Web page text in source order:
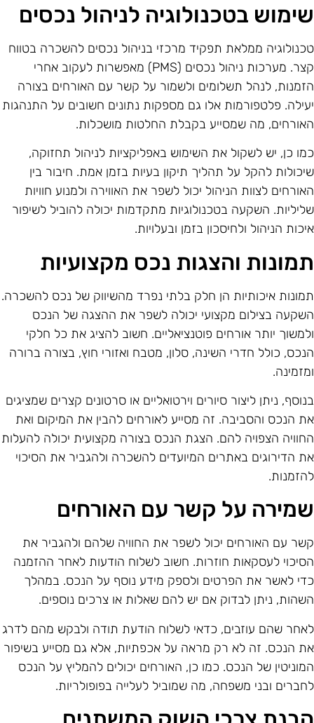
בטכנולוגיה לניהול נכסים
ממלאת תפקיד מרכזי בניהול נכסים להשכרה בטווח
קצר. מערכות ניהול נכסים (PMS) מאפשרות לעקוב אחרי
לנהל תשלומים ולשמור על קשר עם האורחים בצורה
פלטפורמות אלו גם מספקות נתונים חשובים על התנהגות
מה שמסייע בקבלת החלטות מושכלות.
כן, יש לשקול את השימוש באפליקציות לניהול תחזוקה,
להקל על תהליך תיקון בעיות בזמן אמת. חיבור בין
לצוות הניהול יכול לשפר את האווירה ולמנוע חוויות
השקעה בטכנולוגיות מתקדמות יכולה להוביל לשיפור
הניהול ולחיסכון בזמן ובעלויות.
והצגות נכס מקצועיות
איכותיות הן חלק בלתי נפרד מהשיווק של נכס להשכרה.
בצילום מקצועי יכולה לשפר את ההצגה של הנכס
יותר אורחים פוטנציאליים. חשוב להציג את כל חלקי
כולל חדרי השינה, סלון, מטבח ואזורי חוץ, בצורה ברורה
ניתן ליצור סיורים וירטואליים או סרטונים קצרים שמציגים
הנכס והסביבה. זה מסייע לאורחים להבין את המיקום ואת
הצפויה להם. הצגת הנכס בצורה מקצועית יכולה להעלות
הדירוגים באתרים המיועדים להשכרה ולהגביר את הסיכוי
על קשר עם האורחים
עם האורחים יכול לשפר את החוויה שלהם ולהגביר את
לעסקאות חוזרות. חשוב לשלוח הודעות לאחר ההזמנה
לאשר את הפרטים ולספק מידע נוסף על הנכס. במהלך
ניתן לבדוק אם יש להם שאלות או צרכים נוספים.
שהם עוזבים, כדאי לשלוח הודעת תודה ולבקש מהם לדרג
הנכס. זה לא רק מראה על אכפתיות, אלא גם מסייע בשיפור
של הנכס. כמו כן, האורחים יכולים להמליץ על הנכס
ובני משפחה, מה שמוביל לעלייה בפופולריות.